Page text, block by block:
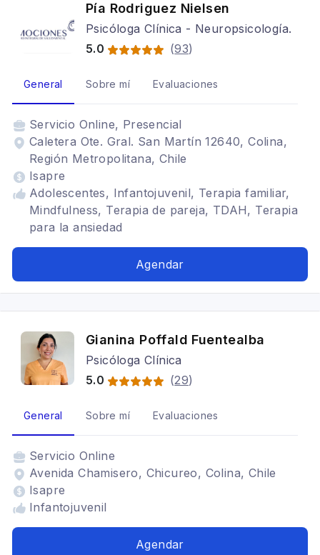
Pía Rodriguez Nielsen
Psicóloga Clínica - Neuropsicología.
5.0
(93)
General Sobre mí Evaluaciones
Servicio Online, Presencial
Caletera Ote. Gral. San Martín 12640, Colina,
Región Metropolitana, Chile
Isapre
Adolescentes, Infantojuvenil, Terapia familiar,
Mindfulness, Terapia de pareja, TDAH, Terapia
para la ansiedad
Agendar
Gianina Poffald Fuentealba
Psicóloga Clínica
5.0
(29)
General Sobre mí Evaluaciones
Servicio Online
Avenida Chamisero, Chicureo, Colina, Chile
Isapre
Infantojuvenil
Agendar